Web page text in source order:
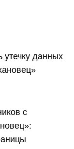
утечку данных
с